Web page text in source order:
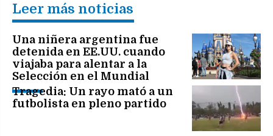
Leer más noticias
Una niñera argentina fue
detenida en EE.UU. cuando
viajaba para alentar a la
Selección en el Mundial
Tragedia: Un rayo mató a un
futbolista en pleno partido